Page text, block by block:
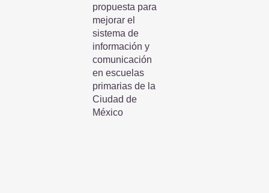
propuesta para
mejorar el
sistema de
información y
comunicación
en escuelas
primarias de la
Ciudad de
México